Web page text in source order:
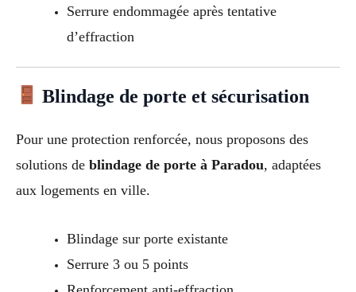
Serrure endommagée après tentative
d’effraction
Blindage de porte et sécurisation
Pour une protection renforcée, nous proposons des
solutions de blindage de porte à Paradou, adaptées
aux logements en ville.
Blindage sur porte existante
Serrure 3 ou 5 points